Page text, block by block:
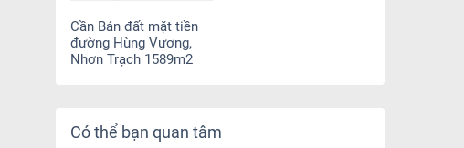
Cần Bán đất mặt tiền
đường Hùng Vương,
Nhơn Trạch 1589m2
Có thể bạn quan tâm